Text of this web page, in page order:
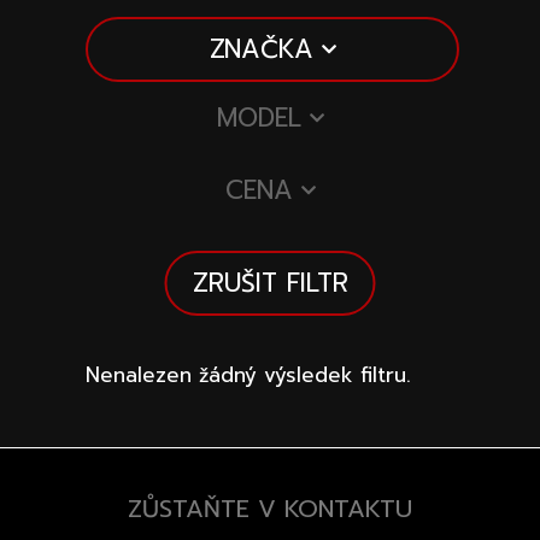
Wheel Pros
Archiv
ZNAČKA
MODEL
CENA
ZRUŠIT FILTR
Nenalezen žádný výsledek filtru.
ZŮSTAŇTE V KONTAKTU